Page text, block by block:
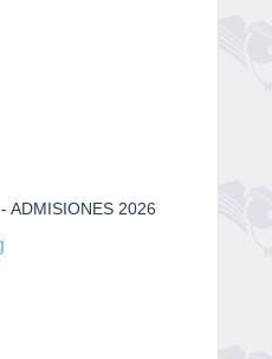
ADMISIONES 2026